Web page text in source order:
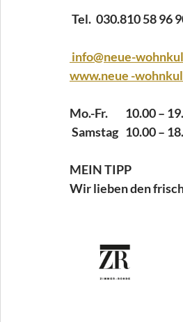
Tel.  030.810 58 96
info@neue-
www.neue -
Mo.-Fr. 	10.00 –
Samstag 	10.00 –
MEIN TIPP
Wir lieben den